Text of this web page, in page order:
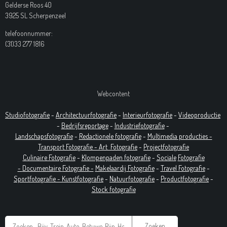
Gelderse Roos 40
3925 SL Scherpenzeel
telefoonnummer:
(31)33 277 1816
Webcontent
Studiofotografie- Architectuurfotografie- Interieurfotografie- Videoproductie
- Bedrijfsreportage- Industriefotografie-
Landschapsfotografie- Redactionele fotografie- Multimedia producties -
Transport Fotografie - Art Fotografie- Projectfotografie
Culinaire Fotografie- Klompenpaden fotografie- Sociale Fotografie
- Documentaire Fotografie- Makelaardij Fotografie- Travel Fotografie-
Sportfotografie - Kunstfotografie- Natuurfotografie- Productfotografie-
Stock fotografie